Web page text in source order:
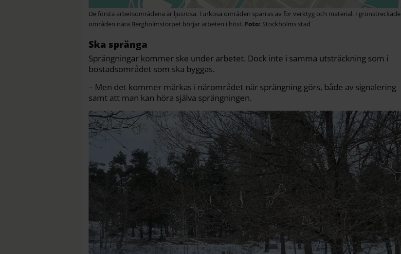
De första arbetsområdena är ljusrosa. Turkosa områden spärras av för verktyg och material. I grönstreckade
områden nära Bergholmstorpet börjar arbeten i höst.
Stockholms stad
Ska spränga
Sprängningar kommer ske under arbetet. Dock inte i samma utsträckning som i
bostadsområdet som ska byggas.
– Men det kommer märkas i närområdet när sprängning görs, både av signalering
samt att man kan höra själva sprängningen.